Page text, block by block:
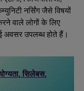
नर्सिंग जैसे विषयों
वाले लोगों के लिए
अवसर उपलब्ध होते हैं।
सिलेबस,